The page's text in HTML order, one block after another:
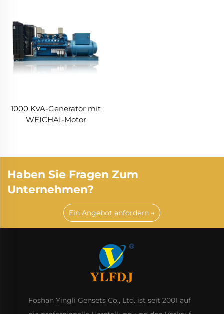
1000 KVA-Generator mit
WEICHAI-Motor
Haben Sie Fragen Zum
Unternehmen?
Ein Angebot anfordern →
Foshan Yingli Gensets Co., Ltd. ist seit 2001 auf